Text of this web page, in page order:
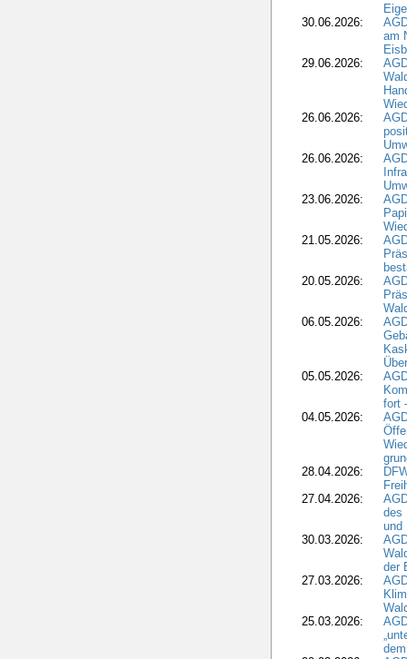
30.06.2026:
am
29.06.2026:
26.06.2026:
26.06.2026:
23.06.2026:
21.05.2026:
20.05.2026:
06.05.2026:
05.05.2026:
fort
04.05.2026:
28.04.2026:
27.04.2026:
des
und
30.03.2026:
der
27.03.2026:
25.03.2026: